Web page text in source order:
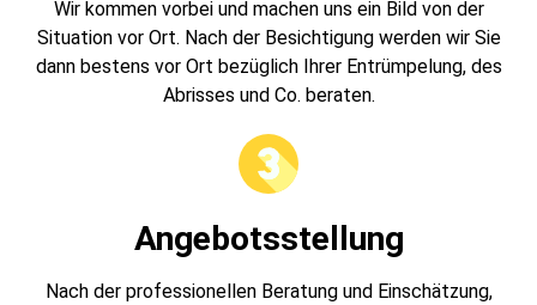
Wir kommen vorbei und machen uns ein Bild von der
Situation vor Ort. Nach der Besichtigung werden wir Sie
dann bestens vor Ort bezüglich Ihrer Entrümpelung, des
Abrisses und Co. beraten.
Angebotsstellung
Nach der professionellen Beratung und Einschätzung,